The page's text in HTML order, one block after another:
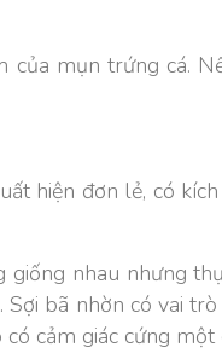
mụn trứng cá.
hiện đơn lẻ, có
nhau nhưng
bã nhờn có vai
cảm giác cứng một